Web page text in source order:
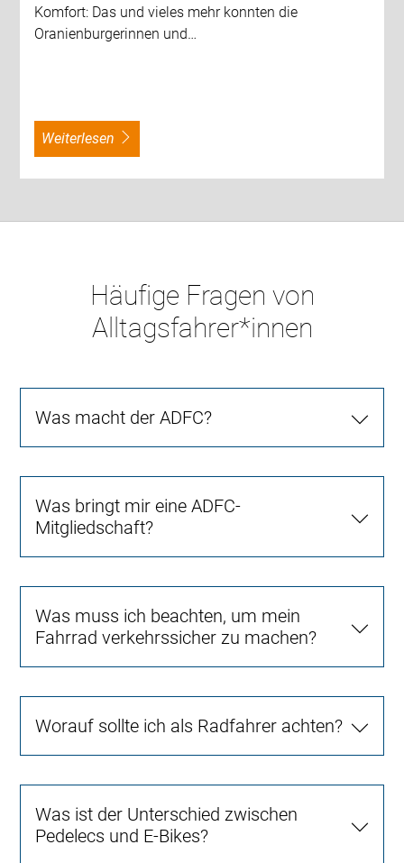
Komfort: Das und vieles mehr konnten die
Oranienburgerinnen und…
weiterlesen
Häufige Fragen von
Alltagsfahrer*innen
Was macht der ADFC?
Was bringt mir eine ADFC-
Mitgliedschaft?
Was muss ich beachten, um mein
Fahrrad verkehrssicher zu machen?
Worauf sollte ich als Radfahrer achten?
Was ist der Unterschied zwischen
Pedelecs und E-Bikes?